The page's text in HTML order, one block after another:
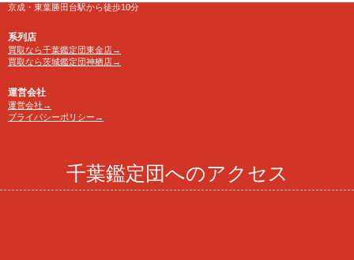
京成・東葉勝田台駅から徒歩10分
系列店
買取なら千葉鑑定団東金店→
買取なら茨城鑑定団神栖店→
運営会社
運営会社→
プライバシーポリシー→
千葉鑑定団へのアクセス